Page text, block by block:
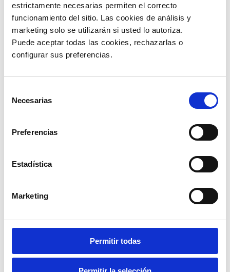
estrictamente necesarias permiten el correcto
funcionamiento del sitio. Las cookies de análisis y
marketing solo se utilizarán si usted lo autoriza.
Puede aceptar todas las cookies, rechazarlas o
configurar sus preferencias.
Necesarias
Preferencias
Estadística
Marketing
Permitir todas
Cumplimiento de la Normativa de la
DIAN